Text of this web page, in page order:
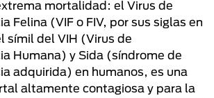
mortalidad: el Virus de
Felina (VIF o FIV, por sus siglas en
símil del VIH (Virus de
Humana) y Sida (síndrome de
adquirida) en humanos, es una
altamente contagiosa y para la